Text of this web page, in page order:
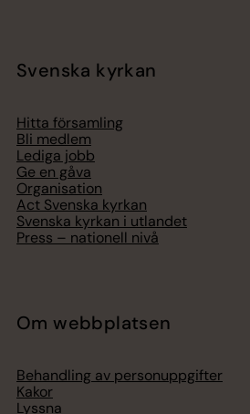
Svenska kyrkan
Hitta församling
Bli medlem
Lediga jobb
Ge en gåva
Organisation
Act Svenska kyrkan
Svenska kyrkan i utlandet
Press – nationell nivå
Om webbplatsen
Behandling av personuppgifter
Kakor
Lyssna